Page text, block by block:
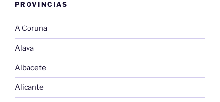
PROVINCIAS
A Coruña
Alava
Albacete
Alicante